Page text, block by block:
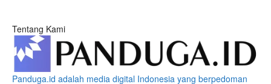
Tentang Kami
Panduga.id adalah media digital Indonesia yang berpedoman